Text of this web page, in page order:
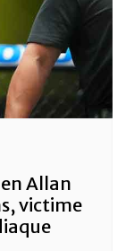
Allan
victime